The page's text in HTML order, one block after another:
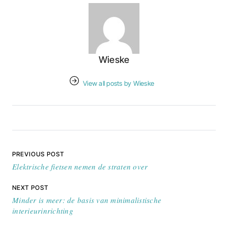
Wieske
View all posts by Wieske
Bericht navigatie
PREVIOUS POST
Elektrische fietsen nemen de straten over
NEXT POST
Minder is meer: de basis van minimalistische
interieurinrichting